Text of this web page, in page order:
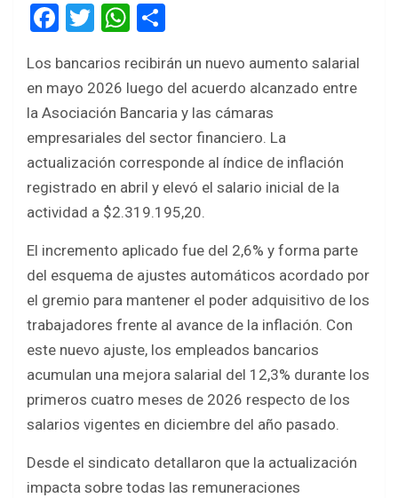
F
ce
b
o
o
k
T
tt
er
W
at
s
A
p
p
ar
e
Los bancarios recibirán un nuevo aumento salarial
en mayo 2026 luego del acuerdo alcanzado entre
la Asociación Bancaria y las cámaras
empresariales del sector financiero. La
actualización corresponde al índice de inflación
registrado en abril y elevó el salario inicial de la
actividad a $2.319.195,20.
El incremento aplicado fue del 2,6% y forma parte
del esquema de ajustes automáticos acordado por
el gremio para mantener el poder adquisitivo de los
trabajadores frente al avance de la inflación. Con
este nuevo ajuste, los empleados bancarios
acumulan una mejora salarial del 12,3% durante los
primeros cuatro meses de 2026 respecto de los
salarios vigentes en diciembre del año pasado.
Desde el sindicato detallaron que la actualización
impacta sobre todas las remuneraciones